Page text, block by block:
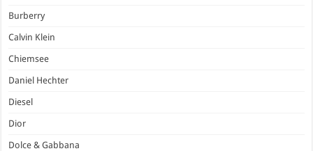
Burberry
Calvin Klein
Chiemsee
Daniel Hechter
Diesel
Dior
Dolce & Gabbana